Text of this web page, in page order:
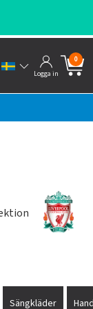
Logga in
0
Sängkläder